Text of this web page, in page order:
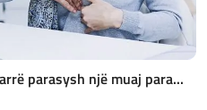
parasysh një muaj para...